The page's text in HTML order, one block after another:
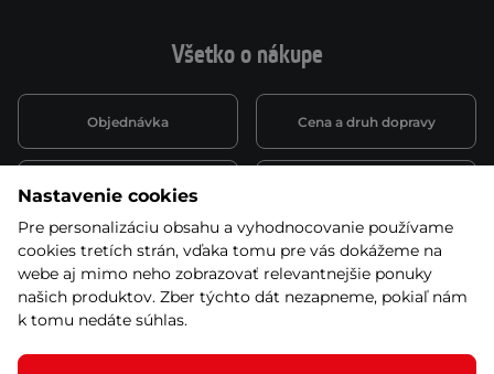
Všetko o nákupe
Objednávka Cena a druh dopravy
Spôsob platby
Montáž a servis Reklamácie a záruka
Kariéra
Nastavenie cookies
Pre personalizáciu obsahu a vyhodnocovanie používame
cookies tretích strán, vďaka tomu pre vás dokážeme na
webe aj mimo neho zobrazovať relevantnejšie ponuky
našich produktov. Zber týchto dát nezapneme, pokiaľ nám
k tomu nedáte súhlas.